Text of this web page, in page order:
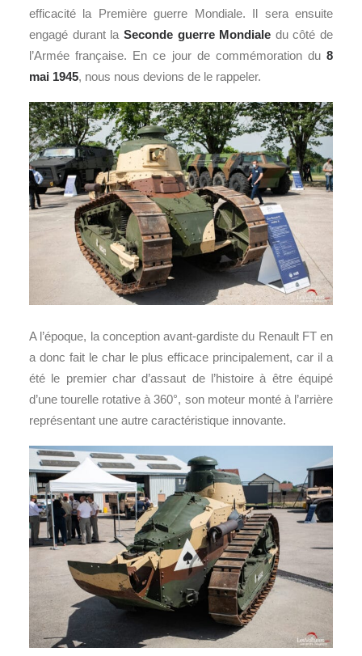
efficacité la Première guerre Mondiale. Il sera ensuite
engagé durant la Seconde guerre Mondiale du côté de
l’Armée française. En ce jour de commémoration du 8
mai 1945, nous nous devions de le rappeler.
A l’époque, la conception avant-gardiste du Renault FT en
a donc fait le char le plus efficace principalement, car il a
été le premier char d’assaut de l’histoire à être équipé
d’une tourelle rotative à 360°, son moteur monté à l’arrière
représentant une autre caractéristique innovante.